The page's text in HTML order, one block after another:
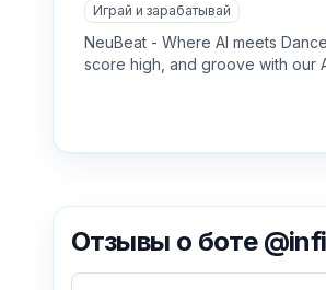
Играй и зарабатывай
NeuBeat - Where AI meets
score high, and groove with our
Отзывы о боте